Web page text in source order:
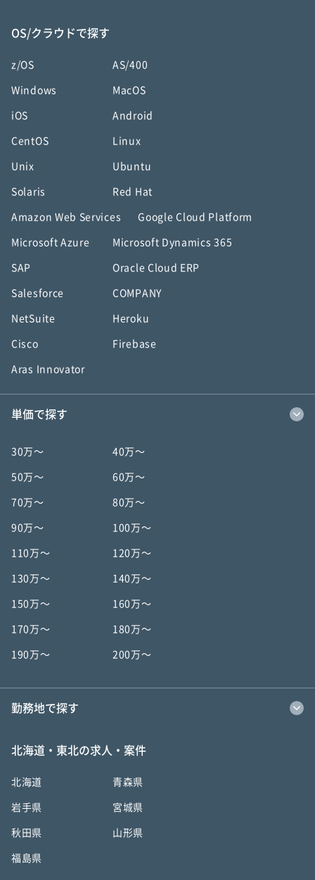
OS/クラウドで探す
z/OS AS/400
Windows MacOS
iOS Android
CentOS Linux
Unix Ubuntu
Solaris Red Hat
Amazon Web Services Google Cloud Platform
Microsoft Azure Microsoft Dynamics 365
SAP Oracle Cloud ERP
Salesforce COMPANY
NetSuite Heroku
Cisco Firebase
Aras Innovator
単価で探す
30万〜 40万〜
50万〜 60万〜
70万〜 80万〜
90万〜 100万〜
110万〜 120万〜
130万〜 140万〜
150万〜 160万〜
170万〜 180万〜
190万〜 200万〜
勤務地で探す
北海道・東北の求人・案件
北海道 青森県
岩手県 宮城県
秋田県 山形県
福島県